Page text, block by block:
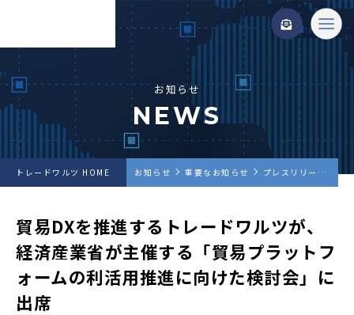
お知らせ
NEWS
トレードワルツ HOME お知らせ 重要なお知らせ プレスリリース 貿
貿易DXを推進するトレードワルツが、
経済産業省が主催する「貿易プラットフ
ォームの利活用推進に向けた検討会」に
出席